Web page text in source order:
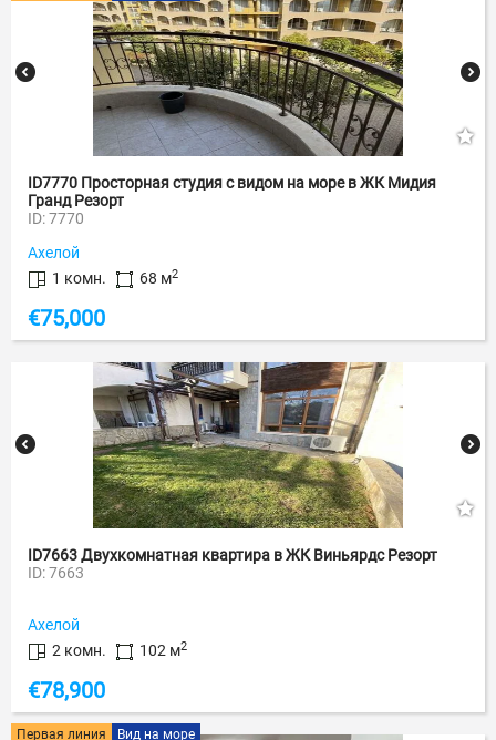
ID7770 Просторная студия с видом на море в ЖК Мидия
Гранд Резорт
ID: 7770
Ахелой
1 комн.
68 м2
€75,000
ID7663 Двухкомнатная квартира в ЖК Виньярдс Резорт
ID: 7663
Ахелой
2 комн.
102 м2
€78,900
Первая линия Вид на море